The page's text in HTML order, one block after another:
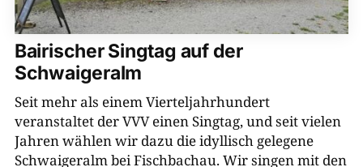
Bairischer Singtag auf der
Schwaigeralm
Seit mehr als einem Vierteljahrhundert
veranstaltet der VVV einen Singtag, und seit vielen
Jahren wählen wir dazu die idyllisch gelegene
Schwaigeralm bei Fischbachau. Wir singen mit den